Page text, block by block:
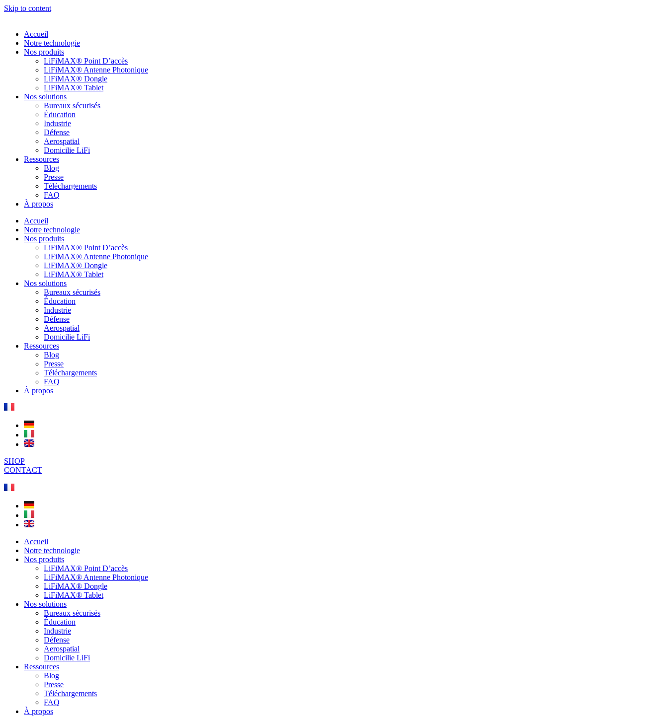
Skip to content
Accueil
Notre technologie
Nos produits
LiFiMAX® Point D’accès
LiFiMAX® Antenne Photonique
LiFiMAX® Dongle
LiFiMAX® Tablet
Nos solutions
Bureaux sécurisés
Éducation
Industrie
Défense
Aerospatial
Domicilie LiFi
Ressources
Blog
Presse
Téléchargements
FAQ
À propos
Accueil
Notre technologie
Nos produits
LiFiMAX® Point D’accès
LiFiMAX® Antenne Photonique
LiFiMAX® Dongle
LiFiMAX® Tablet
Nos solutions
Bureaux sécurisés
Éducation
Industrie
Défense
Aerospatial
Domicilie LiFi
Ressources
Blog
Presse
Téléchargements
FAQ
À propos
SHOP
CONTACT
Accueil
Notre technologie
Nos produits
LiFiMAX® Point D’accès
LiFiMAX® Antenne Photonique
LiFiMAX® Dongle
LiFiMAX® Tablet
Nos solutions
Bureaux sécurisés
Éducation
Industrie
Défense
Aerospatial
Domicilie LiFi
Ressources
Blog
Presse
Téléchargements
FAQ
À propos